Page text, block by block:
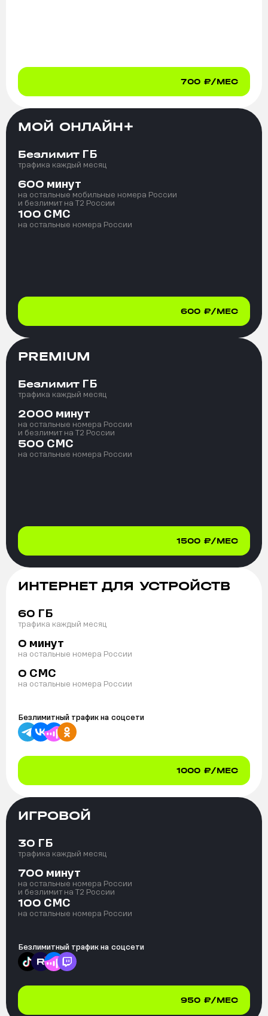
700 ₽/МЕС
МОЙ ОНЛАЙН+
Безлимит ГБ
трафика каждый месяц
600 минут
на остальные мобильные номера России
и безлимит на T2 России
100 СМС
на остальные номера России
600 ₽/МЕС
PREMIUM
Безлимит ГБ
трафика каждый месяц
2000 минут
на остальные номера России
и безлимит на T2 России
500 СМС
на остальные номера России
1500 ₽/МЕС
ИНТЕРНЕТ ДЛЯ УСТРОЙСТВ
60 ГБ
трафика каждый месяц
0 минут
на остальные номера России
0 СМС
на остальные номера России
Безлимитный трафик на соцсети
1000 ₽/МЕС
ИГРОВОЙ
30 ГБ
трафика каждый месяц
700 минут
на остальные номера России
и безлимит на T2 России
100 СМС
на остальные номера России
Безлимитный трафик на соцсети
950 ₽/МЕС